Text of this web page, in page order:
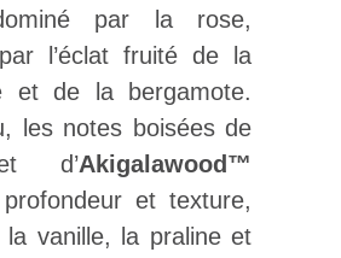
par la rose,
l’éclat fruité de la
et de la bergamote.
les notes boisées de
d’Akigalawood™
et texture,
la vanille, la praline et